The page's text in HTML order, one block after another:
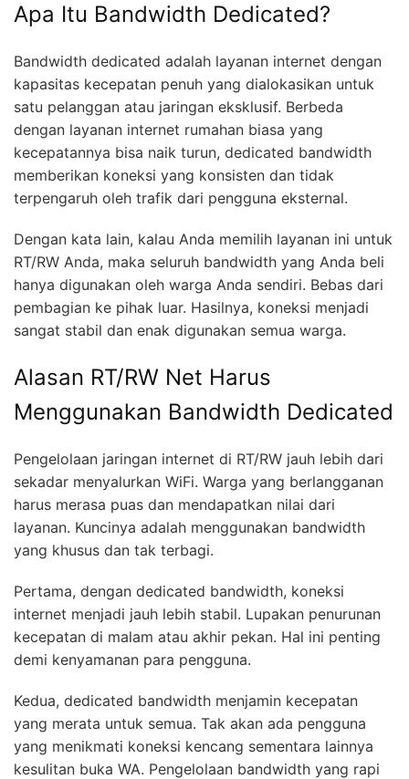
Apa Itu Bandwidth Dedicated?
Bandwidth dedicated adalah layanan internet dengan
kapasitas kecepatan penuh yang dialokasikan untuk
satu pelanggan atau jaringan eksklusif. Berbeda
dengan layanan internet rumahan biasa yang
kecepatannya bisa naik turun, dedicated bandwidth
memberikan koneksi yang konsisten dan tidak
terpengaruh oleh trafik dari pengguna eksternal.
Dengan kata lain, kalau Anda memilih layanan ini untuk
RT/RW Anda, maka seluruh bandwidth yang Anda beli
hanya digunakan oleh warga Anda sendiri. Bebas dari
pembagian ke pihak luar. Hasilnya, koneksi menjadi
sangat stabil dan enak digunakan semua warga.
Alasan RT/RW Net Harus
Menggunakan Bandwidth Dedicated
Pengelolaan jaringan internet di RT/RW jauh lebih dari
sekadar menyalurkan WiFi. Warga yang berlangganan
harus merasa puas dan mendapatkan nilai dari
layanan. Kuncinya adalah menggunakan bandwidth
yang khusus dan tak terbagi.
Pertama, dengan dedicated bandwidth, koneksi
internet menjadi jauh lebih stabil. Lupakan penurunan
kecepatan di malam atau akhir pekan. Hal ini penting
demi kenyamanan para pengguna.
Kedua, dedicated bandwidth menjamin kecepatan
yang merata untuk semua. Tak akan ada pengguna
yang menikmati koneksi kencang sementara lainnya
kesulitan buka WA. Pengelolaan bandwidth yang rapi